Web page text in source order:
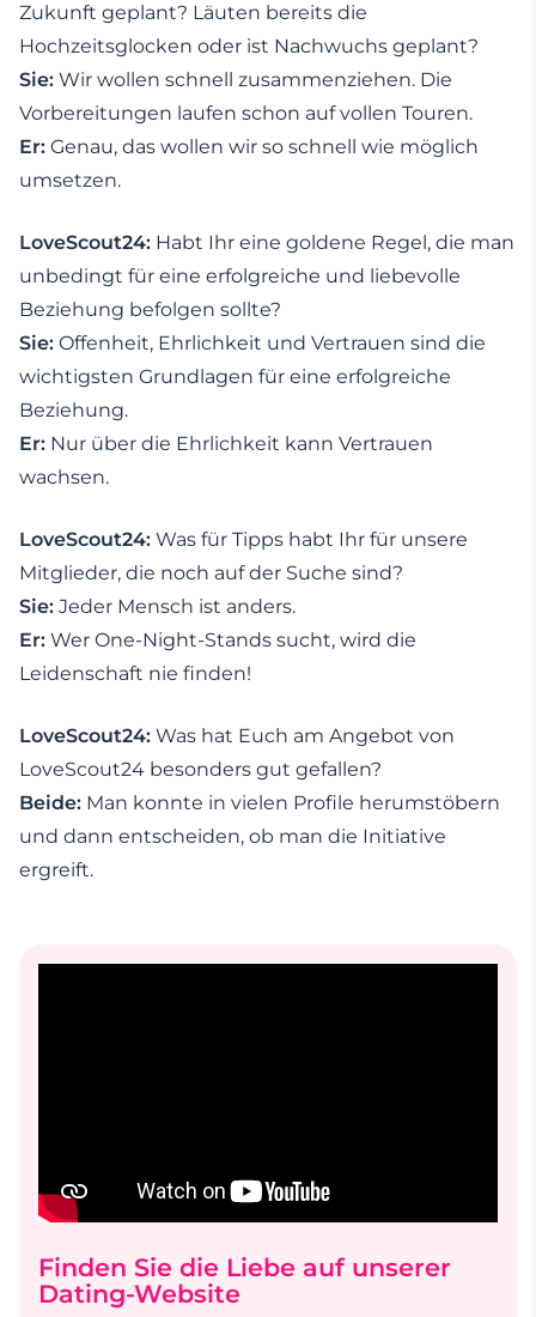
Zukunft geplant? Läuten bereits die
Hochzeitsglocken oder ist Nachwuchs geplant?
Sie: Wir wollen schnell zusammenziehen. Die
Vorbereitungen laufen schon auf vollen Touren.
Er: Genau, das wollen wir so schnell wie möglich
umsetzen.
LoveScout24: Habt Ihr eine goldene Regel, die man
unbedingt für eine erfolgreiche und liebevolle
Beziehung befolgen sollte?
Sie: Offenheit, Ehrlichkeit und Vertrauen sind die
wichtigsten Grundlagen für eine erfolgreiche
Beziehung.
Er: Nur über die Ehrlichkeit kann Vertrauen
wachsen.
LoveScout24: Was für Tipps habt Ihr für unsere
Mitglieder, die noch auf der Suche sind?
Sie: Jeder Mensch ist anders.
Er: Wer One-Night-Stands sucht, wird die
Leidenschaft nie finden!
LoveScout24: Was hat Euch am Angebot von
LoveScout24 besonders gut gefallen?
Beide: Man konnte in vielen Profile herumstöbern
und dann entscheiden, ob man die Initiative
ergreift.
Finden Sie die Liebe auf unserer
Dating-Website